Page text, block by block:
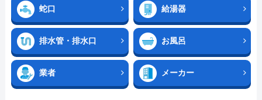
蛇口 給湯器
排水管・排水口 お風呂
業者 メーカー